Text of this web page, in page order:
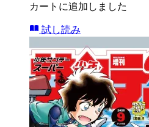
カートに追加しました
試し読み